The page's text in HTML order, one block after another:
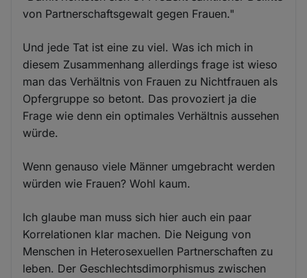
von Partnerschaftsgewalt gegen Frauen."
Und jede Tat ist eine zu viel. Was ich mich in
diesem Zusammenhang allerdings frage ist wieso
man das Verhältnis von Frauen zu Nichtfrauen als
Opfergruppe so betont. Das provoziert ja die
Frage wie denn ein optimales Verhältnis aussehen
würde.
Wenn genauso viele Männer umgebracht werden
würden wie Frauen? Wohl kaum.
Ich glaube man muss sich hier auch ein paar
Korrelationen klar machen. Die Neigung von
Menschen in Heterosexuellen Partnerschaften zu
leben. Der Geschlechtsdimorphismus zwischen